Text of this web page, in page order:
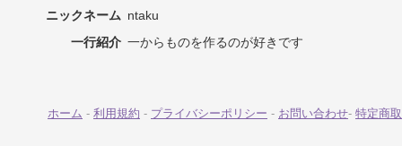
ニックネーム ntaku
一行紹介 一からものを作るのが好きです
ホーム - 利用規約 - プライバシーポリシー - お問い合わせ- 特定商